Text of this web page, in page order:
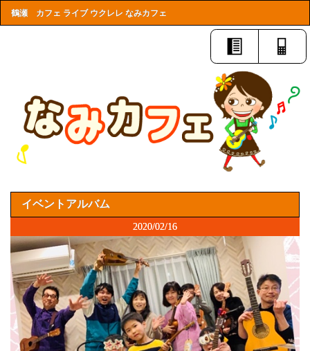
鶴瀬 カフェ ライブ ウクレレ なみカフェ
イベントアルバム
2020/02/16